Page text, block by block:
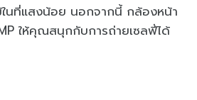
นที่แสงน้อย นอกจากนี้ กล้องหน้า
ให้คุณสนุกกับการถ่ายเซลฟี่ได้